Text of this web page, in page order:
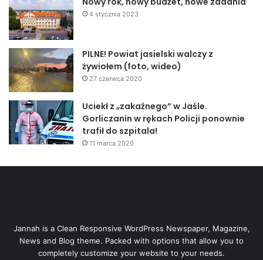
4 stycznia 2023
PILNE! Powiat jasielski walczy z
żywiołem (foto, wideo)
27 czerwca 2020
Uciekł z „zakaźnego” w Jaśle.
Gorliczanin w rękach Policji ponownie
trafił do szpitala!
11 marca 2020
Jannah is a Clean Responsive WordPress Newspaper, Magazine,
News and Blog theme. Packed with options that allow you to
completely customize your website to your needs.